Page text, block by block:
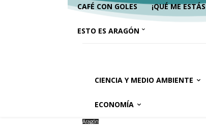
CAFÉ CON GOLES ¡QUÉ ME
ESTO ES ARAGÓN
CIENCIA Y MEDIO AMBIENTE
ECONOMÍA
Aragón